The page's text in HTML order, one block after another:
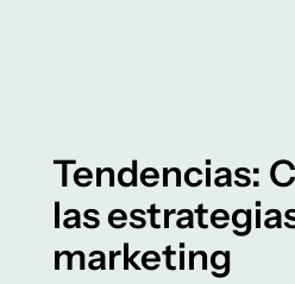
Tendencias:
las
marketing